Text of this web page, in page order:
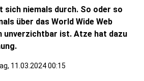
sich niemals durch. So oder so
über das World Wide Web
unverzichtbar ist. Atze hat dazu
11.03.2024 00:15